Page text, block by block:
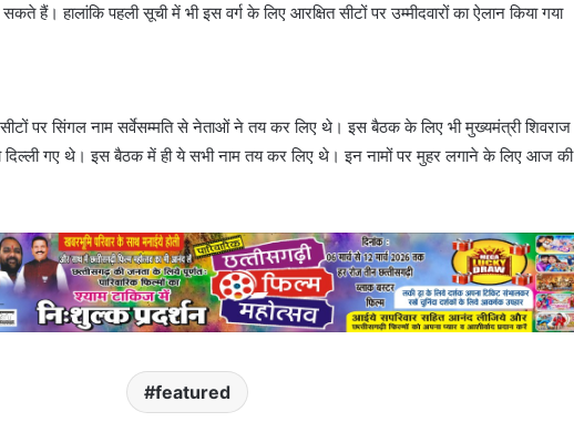
सकते हैं। हालांकि पहली सूची में भी इस वर्ग के लिए आरक्षित सीटों पर उम्मीदवारों का ऐलान किया गया
पर सिंगल नाम सर्वेसम्मति से नेताओं ने तय कर लिए थे। इस बैठक के लिए भी मुख्यमंत्री शिवराज
को दिल्ली गए थे। इस बैठक में ही ये सभी नाम तय कर लिए थे। इन नामों पर मुहर लगाने के लिए आज की
featured